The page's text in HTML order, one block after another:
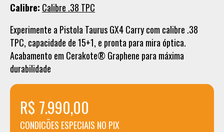
Calibre: Calibre .38 TPC
Experimente a Pistola Taurus GX4 Carry com calibre .38
TPC, capacidade de 15+1, e pronta para mira óptica.
Acabamento em Cerakote® Graphene para máxima
durabilidade
R$ 7.990,00
CONDICÕES ESPECIAIS NO PIX